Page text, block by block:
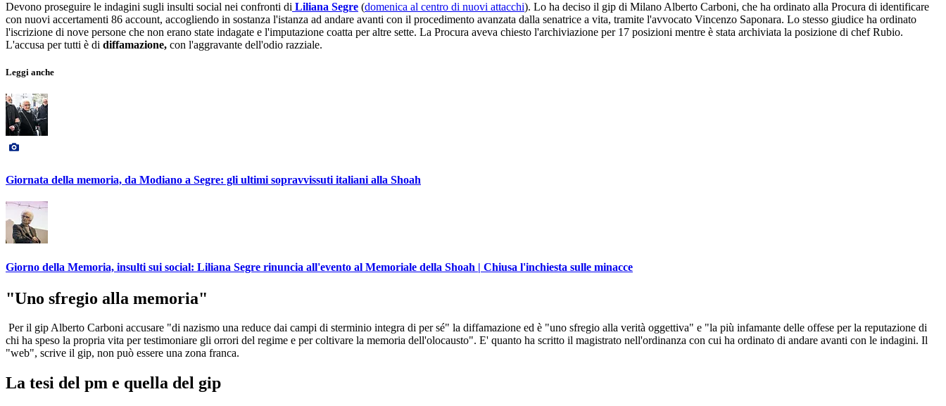
Devono proseguire le indagini sugli insulti social nei confronti di Liliana Segre (domenica al centro di nuovi attacchi). Lo ha deciso il gip di Milano Alberto Carboni, che ha ordinato alla Procura di identificare
con nuovi accertamenti 86 account, accogliendo in sostanza l'istanza ad andare avanti con il procedimento avanzata dalla senatrice a vita, tramite l'avvocato Vincenzo Saponara. Lo stesso giudice ha ordinato
l'iscrizione di nove persone che non erano state indagate e l'imputazione coatta per altre sette. La Procura aveva chiesto l'archiviazione per 17 posizioni mentre è stata archiviata la posizione di chef Rubio.
L'accusa per tutti è di diffamazione, con l'aggravante dell'odio razziale.
Leggi anche
Giornata della memoria, da Modiano a Segre: gli ultimi sopravvissuti italiani alla Shoah
Giorno della Memoria, insulti sui social: Liliana Segre rinuncia all'evento al Memoriale della Shoah | Chiusa l'inchiesta sulle minacce
"Uno sfregio alla memoria"
Per il gip Alberto Carboni accusare "di nazismo una reduce dai campi di sterminio integra di per sé" la diffamazione ed è "uno sfregio alla verità oggettiva" e "la più infamante delle offese per la reputazione di
chi ha speso la propria vita per testimoniare gli orrori del regime e per coltivare la memoria dell'olocausto". E' quanto ha scritto il magistrato nell'ordinanza con cui ha ordinato di andare avanti con le indagini. Il
"web", scrive il gip, non può essere una zona franca.
La tesi del pm e quella del gip